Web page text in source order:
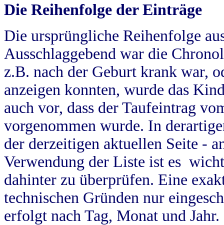
Die Reihenfolge der Einträge
Die ursprüngliche Reihenfolge
Ausschlaggebend war die
z.B. nach der Geburt krank war,
anzeigen konnten, wurde das
auch vor, dass der Taufeintrag
vorgenommen wurde. In
der derzeitigen aktuellen Seite -
Verwendung der Liste ist es
dahinter zu überprüfen. Eine
technischen Gründen nur
erfolgt nach Tag, Monat und Jahr.